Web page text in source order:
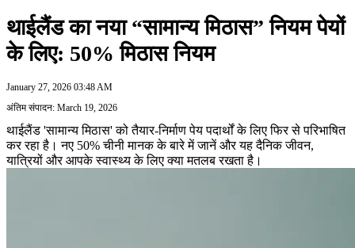
थाईलैंड का नया “सामान्य मिठास” नियम पेयों
के लिए: 50% मिठास नियम
January 27, 2026 03:48 AM
अंतिम संपादन: March 19, 2026
थाईलैंड 'सामान्य मिठास' को तैयार-निर्माण पेय पदार्थों के लिए फिर से परिभाषित
कर रहा है। नए 50% चीनी मानक के बारे में जानें और यह दैनिक जीवन,
यात्रियों और आपके स्वास्थ्य के लिए क्या मतलब रखता है।